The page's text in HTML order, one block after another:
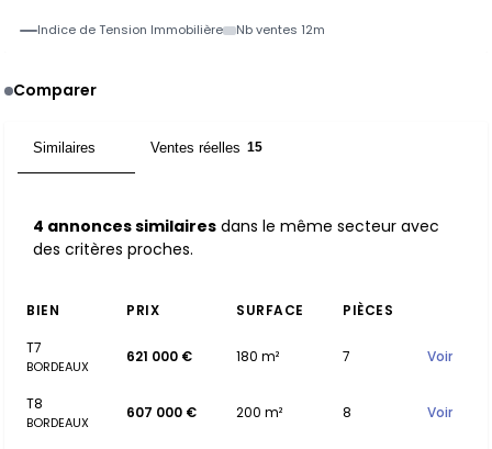
Indice de Tension Immobilière Nb ventes 12m
Comparer
Similaires Ventes réelles 15
4 annonces similaires dans le même secteur avec
des critères proches.
BIEN PRIX SURFACE
PIÈCES
T7
BORDEAUX
621 000 € 180 m² 7 Voir
T8
BORDEAUX
607 000 € 200 m² 8 Voir